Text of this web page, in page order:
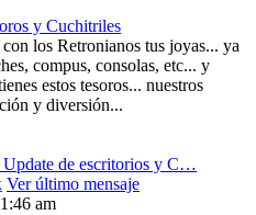
y Cuchitriles
los Retronianos tus joyas... ya
compus, consolas, etc... y
estos tesoros... nuestros
y diversión...
Update de escritorios y C…
Ver último mensaje
am